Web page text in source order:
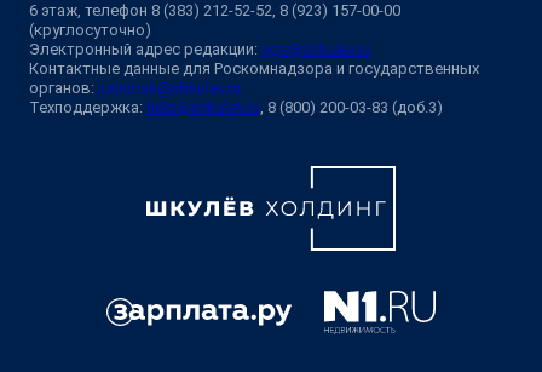
6 этаж, телефон 8 (383) 212-52-52, 8 (923) 157-00-00
(круглосуточно)
Электронный адрес редакции: ngs@shkulev.ru
Контактные данные для Роскомнадзора и государственных
органов: juristnsk@shkulev.ru
Техподдержка: help@shkulev.ru, 8 (800) 200-03-83 (доб.3)